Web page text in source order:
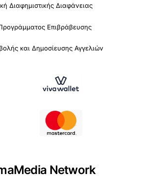
Διαφημιστικής Διαφάνειας
Επιβράβευσης
και Δημοσίευσης Αγγελιών
Network